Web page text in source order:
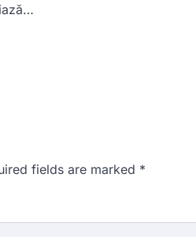
fields are marked *